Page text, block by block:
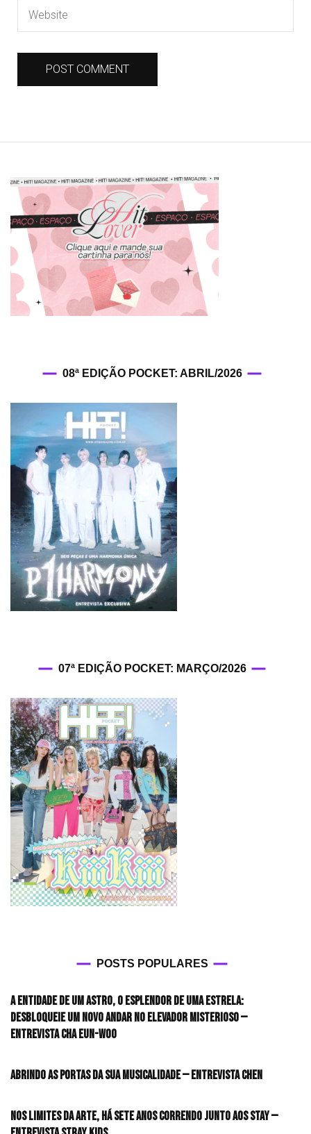
08ª EDIÇÃO POCKET: ABRIL/2026
07ª EDIÇÃO POCKET: MARÇO/2026
POSTS POPULARES
A entidade de um astro, o esplendor de uma estrela:
desbloqueie um novo andar no elevador misterioso —
Entrevista CHA EUN-WOO
Abrindo as portas da sua musicalidade — Entrevista CHEN
Nos limites da arte, há sete anos correndo junto aos STAY —